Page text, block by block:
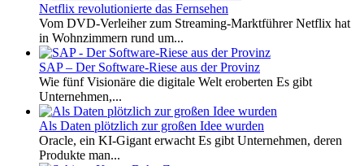
Netflix revolutionierte das Fernsehen
Vom DVD-Verleiher zum Streaming-Marktführer Netflix hat
in Wohnzimmern rund um...
SAP – Der Software-Riese aus der Provinz
Wie fünf Visionäre die digitale Welt eroberten Es gibt
Unternehmen,...
Als Daten plötzlich zur großen Idee wurden
Oracle, ein KI-Gigant erwacht Es gibt Unternehmen, deren
Produkte man...